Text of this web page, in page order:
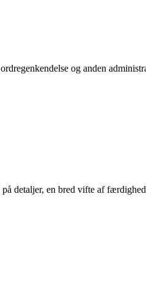
og anden
detaljer, en bred vifte af